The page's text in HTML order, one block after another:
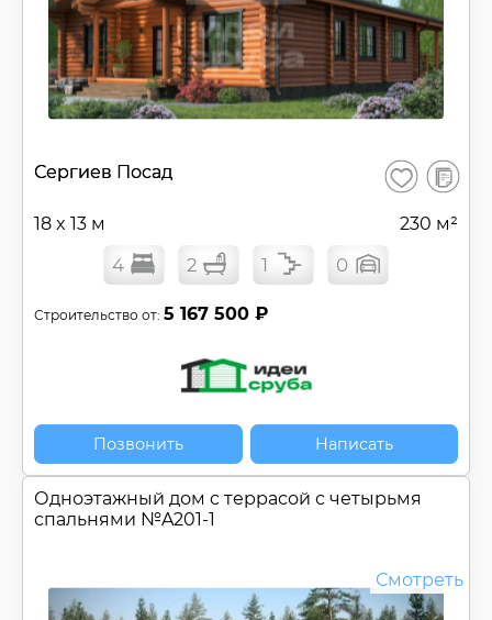
Сергиев Посад Сохранить
В
18 x 13 м 230 м²
4 2 1 0
Строительство от: 5 167 500 ₽
Позвонить Написать
Одноэтажный дом c террасой с четырьмя
спальнями №A201-1
Смотреть